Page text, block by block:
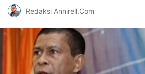
Redaksi Annirell.Com